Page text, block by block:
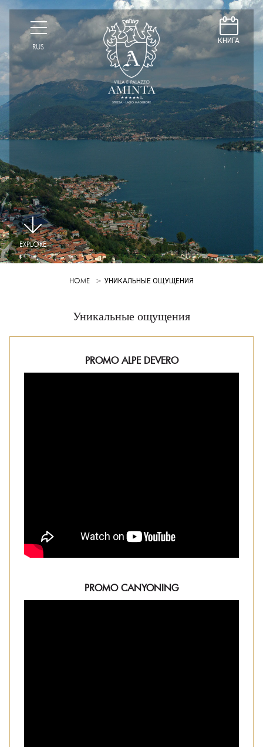
H
RUS
D
КНИГА
|
EXPLORE
HOME УНИКАЛЬНЫЕ ОЩУЩЕНИЯ
Уникальные ощущения
PROMO ALPE DEVERO
PROMO CANYONING